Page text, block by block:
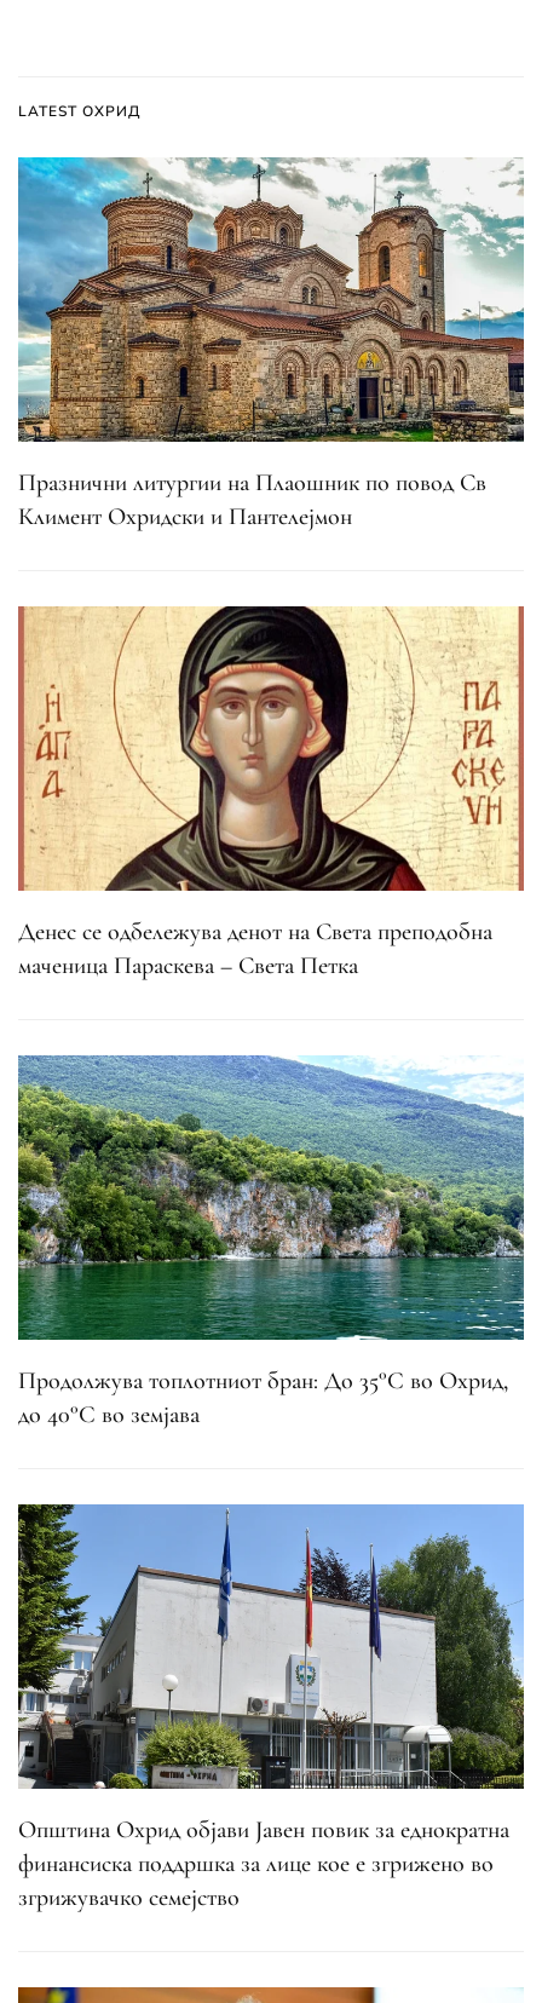
LATEST ОХРИД
Празнични литургии на Плаошник по повод Св
Климент Охридски и Пантелејмон
Денес се одбележува денот на Света преподобна
маченица Параскева – Света Петка
Продолжува топлотниот бран: До 35°C во Охрид,
до 40°C во земјава
Општина Охрид објави Јавен повик за еднократна
финансиска поддршка за лице кое е згрижено во
згрижувачко семејство